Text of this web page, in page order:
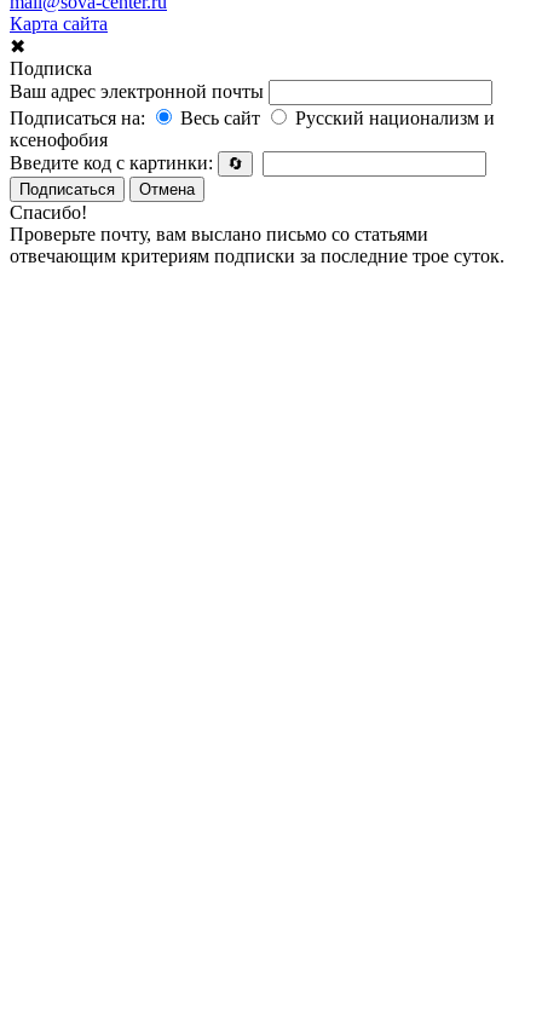
Карта сайта
✖
Подписка
Ваш адрес электронной почты
Подписаться на:
Весь сайт
Русский национализм и
ксенофобия
Введите код с картинки:
🔄
Подписаться
Отмена
Спасибо!
Проверьте почту, вам выслано письмо со статьями
отвечающим критериям подписки за последние трое суток.